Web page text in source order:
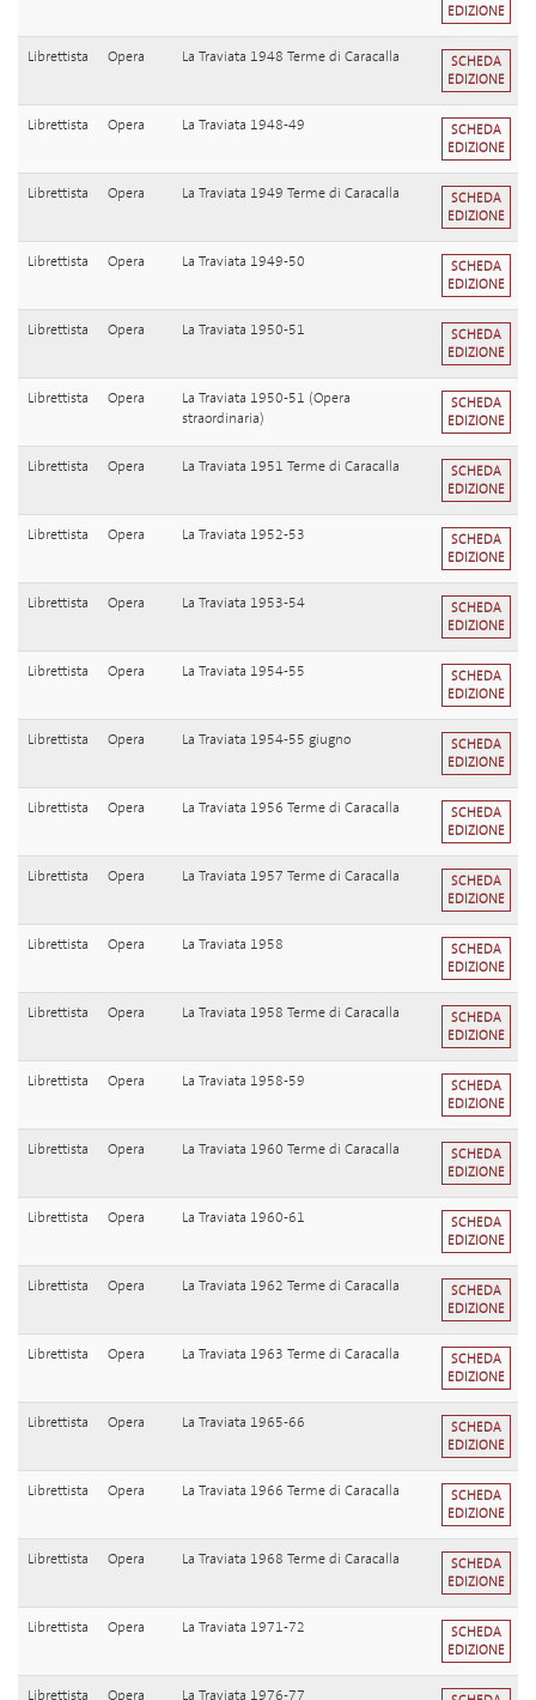
EDIZIONE
Librettista Opera La Traviata 1948 Terme di Caracalla
SCHEDA
EDIZIONE
Librettista Opera La Traviata 1948-49
SCHEDA
EDIZIONE
Librettista Opera La Traviata 1949 Terme di Caracalla
SCHEDA
EDIZIONE
Librettista Opera La Traviata 1949-50
SCHEDA
EDIZIONE
Librettista Opera La Traviata 1950-51
SCHEDA
EDIZIONE
Librettista Opera
La Traviata 1950-51 (Opera
straordinaria)
SCHEDA
EDIZIONE
Librettista Opera La Traviata 1951 Terme di Caracalla
SCHEDA
EDIZIONE
Librettista Opera La Traviata 1952-53
SCHEDA
EDIZIONE
Librettista Opera La Traviata 1953-54
SCHEDA
EDIZIONE
Librettista Opera La Traviata 1954-55
SCHEDA
EDIZIONE
Librettista Opera La Traviata 1954-55 giugno
SCHEDA
EDIZIONE
Librettista Opera La Traviata 1956 Terme di Caracalla
SCHEDA
EDIZIONE
Librettista Opera La Traviata 1957 Terme di Caracalla
SCHEDA
EDIZIONE
Librettista Opera La Traviata 1958
SCHEDA
EDIZIONE
Librettista Opera La Traviata 1958 Terme di Caracalla
SCHEDA
EDIZIONE
Librettista Opera La Traviata 1958-59
SCHEDA
EDIZIONE
Librettista Opera La Traviata 1960 Terme di Caracalla
SCHEDA
EDIZIONE
Librettista Opera La Traviata 1960-61
SCHEDA
EDIZIONE
Librettista Opera La Traviata 1962 Terme di Caracalla
SCHEDA
EDIZIONE
Librettista Opera La Traviata 1963 Terme di Caracalla
SCHEDA
EDIZIONE
Librettista Opera La Traviata 1965-66
SCHEDA
EDIZIONE
Librettista Opera La Traviata 1966 Terme di Caracalla
SCHEDA
EDIZIONE
Librettista Opera La Traviata 1968 Terme di Caracalla
SCHEDA
EDIZIONE
Librettista Opera La Traviata 1971-72
SCHEDA
EDIZIONE
Librettista Opera La Traviata 1976-77